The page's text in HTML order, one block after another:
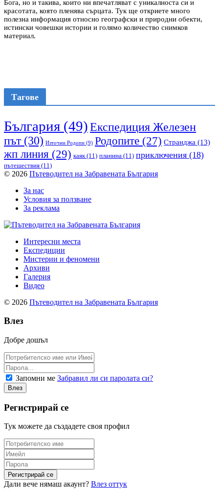
Бога, но и такива, които ни впечатляват с уникалноста си и
красотата, която пленява сърцата. Тук ще откриете много
полезна информация относно географски и природни обекти,
истински човешки истории и голямо количество снимков
материал.
Тагове
България (49)Експедиция Железен
път(30) Източни Родопи (9) Родопите (27) Странджа (13)
жп линия (29) каяк (11) планина (11) приключения (18)
пътешествия (11)
© 2026 Пътеводител на Забравената България
За нас
Условия за ползване
За реклама
Интересни места
Експедиции
Мистерии и феномени
Архиви
Галерия
Видео
© 2026 Пътеводител на Забравената България
Влез
Добре дошъл
Запомни ме Забравил ли си паролата си?
Регистрирай се
Тук можете да създадете своя профил
Дали вече нямаш акаунт? Влез оттук